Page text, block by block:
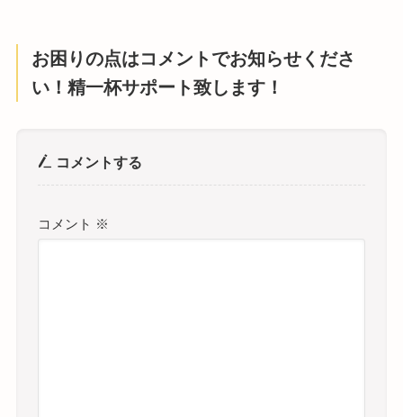
お困りの点はコメントでお知らせくださ
い！精一杯サポート致します！
コメントする
コメント ※